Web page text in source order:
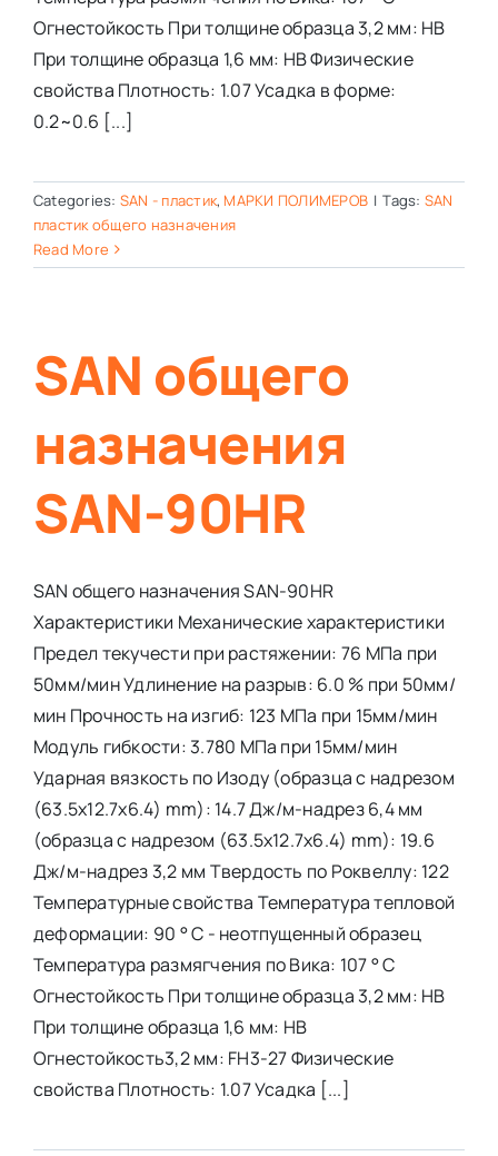
Огнестойкость При толщине образца 3,2 мм: HB
При толщине образца 1,6 мм: HB Физические
свойства Плотность: 1.07 Усадка в форме:
0.2~0.6 [...]
Categories: SAN - пластик, МАРКИ ПОЛИМЕРОВ | Tags: SAN
пластик общего назначения
Read More
SAN общего
назначения
SAN-90HR
SAN общего назначения SAN-90HR
Характеристики Механические характеристики
Предел текучести при растяжении: 76 МПа при
50мм/мин Удлинение на разрыв: 6.0 % при 50мм/
мин Прочность на изгиб: 123 МПа при 15мм/мин
Модуль гибкости: 3.780 МПа при 15мм/мин
Ударная вязкость по Изоду (образца с надрезом
(63.5x12.7x6.4) mm): 14.7 Дж/м-надрез 6,4 мм
(образца с надрезом (63.5x12.7x6.4) mm): 19.6
Дж/м-надрез 3,2 мм Твердость по Роквеллу: 122
Температурные свойства Температура тепловой
деформации: 90 ° С - неотпущенный образец
Температура размягчения по Вика: 107 ° С
Огнестойкость При толщине образца 3,2 мм: HB
При толщине образца 1,6 мм: HB
Огнестойкость3,2 мм: FH3-27 Физические
свойства Плотность: 1.07 Усадка [...]